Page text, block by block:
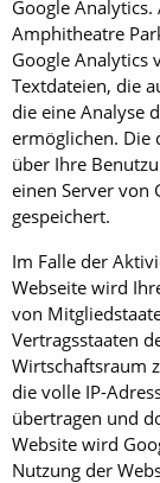
Google
Amphitheatre
Google Analytics
Textdateien, die
die eine Analyse
ermöglichen. Die
über Ihre
einen Server von
gespeichert.
Im Falle der
Webseite wird
von
Vertragsstaaten
Wirtschaftsraum
die volle IP-
übertragen und
Website wird
Nutzung der